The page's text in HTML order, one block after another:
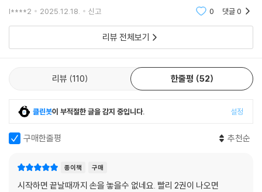
l****2 2025.12.18. 신고 0 댓글0
리뷰 전체보기
리뷰 110 한줄평 52
클린봇이 부적절한 글을 감지 중입니다. 설정
구매한줄평 추천순
종이책 구매
시작하면 끝날때까지 손을 놓을수 없네요. 빨리 2권이 나오면